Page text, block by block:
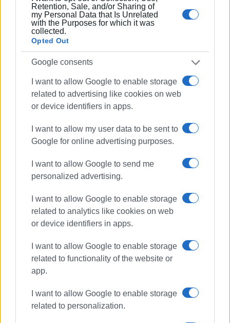
Retention, Sale, and/or Sharing of
my Personal Data that Is Unrelated
with the Purposes for which it was
collected.
Opted Out
Google consents
I want to allow Google to enable storage
related to advertising like cookies on web
or device identifiers in apps.
I want to allow my user data to be sent to
Google for online advertising purposes.
I want to allow Google to send me
personalized advertising.
I want to allow Google to enable storage
related to analytics like cookies on web
or device identifiers in apps.
I want to allow Google to enable storage
related to functionality of the website or
app.
I want to allow Google to enable storage
related to personalization.
ανταγωνισμός λόγω της πληθώρας ακινήτων μεσαίας
κατηγορίας λειτουργεί αποτρεπτικά στο να
γεμίσουν όλα.
βραχυχρόνιας μίσθωσης πάνω στη θάλασσα ή μέσα
στην παλιά πόλη αν και δεν έλειψαν και οι προσφορές
για να γεμίσουν όλες οι ημέρες. Ακίνητα ωστόσο που
είναι παραμέσα έχουν δυσκολία στις κρατήσεις και
επιλογών. Αντίθετα τα luxury καταλύματα και τα πιο
οικονομικά «γεμίζουν» ευκολότερα. Σε ό,τι αφορά τον
Ιούλιο και τον Αύγουστο, οι πληρότητες βρίσκονται
στο 85%-90%. Ωστόσο όπως διευκρινίζει ο κ. Λαβράνος,
και δεν προκαλούν έκπληξη.
ΦΩΤΟ ΑΡΧΕΙΟΥ